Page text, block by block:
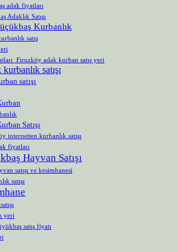
adak fiyatları
Adaklık Satışı
Kurbanlık
satış
Firuzköy adak kurban satış yeri
satışı
satışı
Satışı
internetten kurbanlık satışı
fiyatları
Hayvan Satışı
satışı ve kesimhanesi
satışı
yeri
satış fiyatı